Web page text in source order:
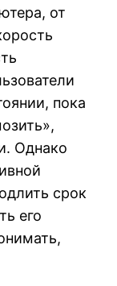
от
пока
Однако
срок
его